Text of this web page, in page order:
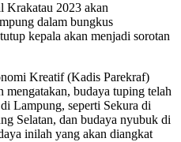
2023 akan
dalam bungkus
kepala akan menjadi sorotan
Kreatif (Kadis Parekraf)
budaya tuping telah
Lampung, seperti Sekura di
Selatan, dan budaya nyubuk di
inilah yang akan diangkat